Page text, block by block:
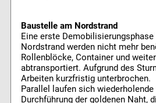
Baustelle am Nordstrand
Eine erste
Nordstrand werden nicht mehr
Rollenblöcke, Container und
abtransportiert. Aufgrund des
Arbeiten kurzfristig unterbrochen.
Parallel laufen sich
Durchführung der goldenen Naht,